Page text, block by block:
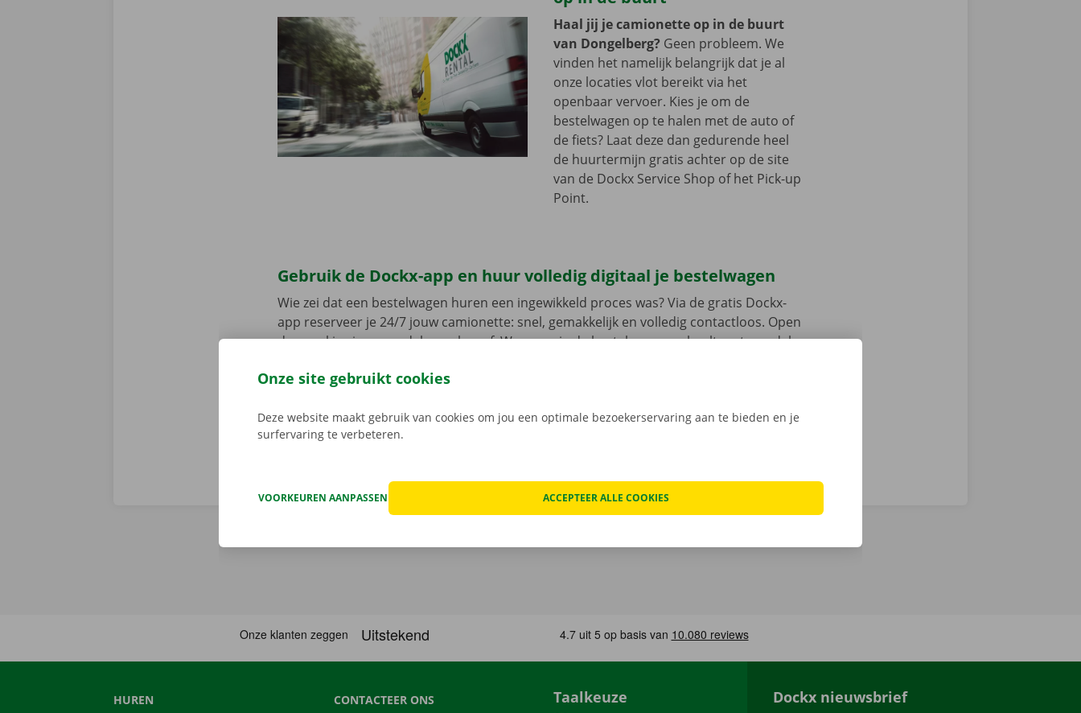
Haal jij je camionette op in de buurt
van Dongelberg? Geen probleem. We
vinden het namelijk belangrijk dat je al
onze locaties vlot bereikt via het
openbaar vervoer. Kies je om de
bestelwagen op te halen met de auto of
de fiets? Laat deze dan gedurende heel
de huurtermijn gratis achter op de site
van de Dockx Service Shop of het Pick-up
Point.
Gebruik de Dockx-app en huur volledig digitaal je bestelwagen
Wie zei dat een bestelwagen huren een ingewikkeld proces was? Via de gratis Dockx-
app reserveer je 24/7 jouw camionette: snel, gemakkelijk en volledig contactloos. Open
de app, kies jouw model en reken af. Wanneer je de bestelwagen ophaalt, ontgrendel
aanbod.
HUREN
CONTACTEER ONS
Taalkeuze Dockx nieuwsbrief
Onze site gebruikt cookies
Deze website maakt gebruik van cookies om jou een optimale bezoekerservaring aan te bieden en je
surfervaring te verbeteren.
VOORKEUREN AANPASSEN ACCEPTEER ALLE COOKIES